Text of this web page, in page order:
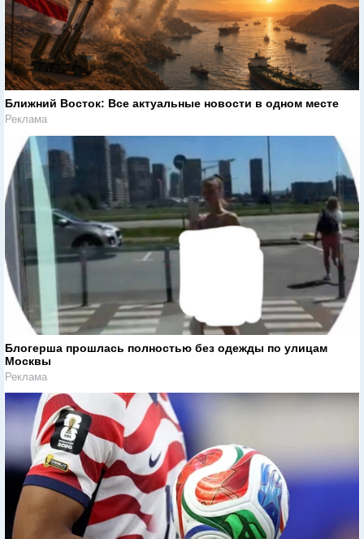
Ближний Восток: Все актуальные новости в одном месте
Реклама
Блогерша прошлась полностью без одежды по улицам
Москвы
Реклама